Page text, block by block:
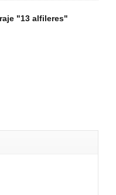
"13 alfileres"